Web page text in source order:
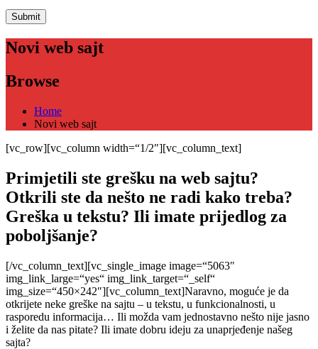
Novi web sajt
Browse
Home
Novi web sajt
[vc_row][vc_column width=“1/2″][vc_column_text]
Primjetili ste grešku na web sajtu?
Otkrili ste da nešto ne radi kako treba?
Greška u tekstu? Ili imate prijedlog za
poboljšanje?
[/vc_column_text][vc_single_image image=“5063″
img_link_large=“yes“ img_link_target=“_self“
img_size=“450×242″][vc_column_text]Naravno, moguće je da
otkrijete neke greške na sajtu – u tekstu, u funkcionalnosti, u
rasporedu informacija… Ili možda vam jednostavno nešto nije jasno
i želite da nas pitate? Ili imate dobru ideju za unaprjeđenje našeg
sajta?